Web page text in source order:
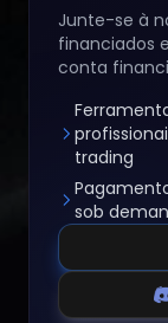
Junte-se à
financiados e
conta
trading
sob